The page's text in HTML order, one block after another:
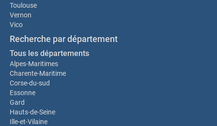
Toulouse
Vernon
Vico
Recherche par département
Tous les départements
Alpes-Maritimes
Charente-Maritime
Corse-du-sud
Essonne
Gard
Hauts-de-Seine
Ille-et-Vilaine